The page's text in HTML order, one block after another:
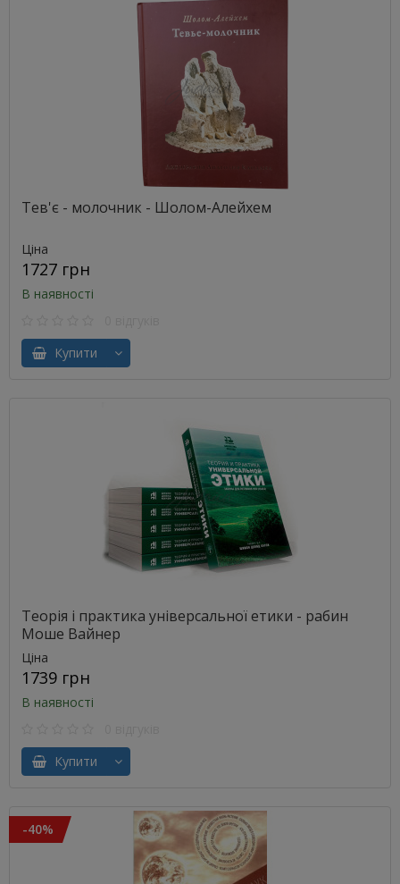
Тев'є - молочник - Шолом-Алейхем
Ціна
1727 грн
В наявності
Купити
Теорія і практика універсальної етики - рабин
Моше Вайнер
Ціна
1739 грн
В наявності
Купити
-40%